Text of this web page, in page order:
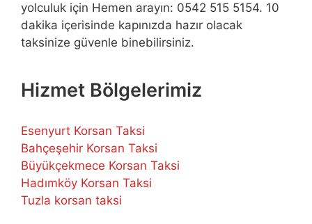
yolculuk için Hemen arayın: 0542 515 5154. 10
dakika içerisinde kapınızda hazır olacak
taksinize güvenle binebilirsiniz.
Hizmet Bölgelerimiz
Esenyurt Korsan Taksi
Bahçeşehir Korsan Taksi
Büyükçekmece Korsan Taksi
Hadımköy Korsan Taksi
Tuzla korsan taksi